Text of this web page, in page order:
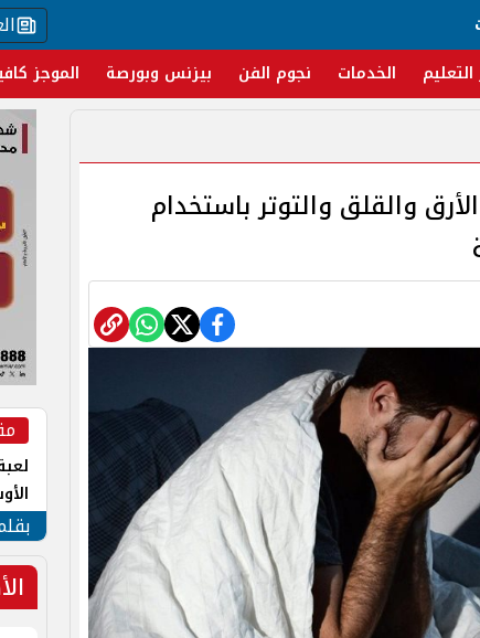
التعليم الخدمات نجوم الفن بيزنس وبورصة الموجز
والقلق والتوتر باستخدام